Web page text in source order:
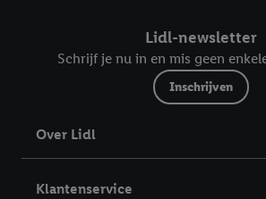
Lidl-newsletter
Schrijf je nu in en mis geen
Inschrijven
Over Lidl
Klantenservice